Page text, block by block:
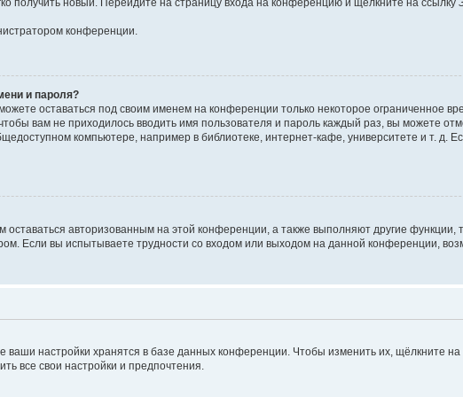
получить новый. Перейдите на страницу входа на конференцию и щёлкните на ссылку
конференции.
и пароля?
оставаться под своим именем на конференции только некоторое ограниченное
вам не приходилось вводить имя пользователя и пароль каждый раз, вы можете
компьютере, например в библиотеке, интернет-кафе, университете и т. д.
авторизованным на этой конференции, а также выполняют другие функции,
Если вы испытываете трудности со входом или выходом на данной конференции,
ваши настройки хранятся в базе данных конференции. Чтобы изменить их, щёлкните
все свои настройки и предпочтения.